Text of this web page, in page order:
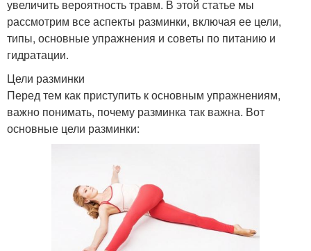
увеличить вероятность травм. В этой статье мы
рассмотрим все аспекты разминки, включая ее цели,
типы, основные упражнения и советы по питанию и
гидратации.
Цели разминки
Перед тем как приступить к основным упражнениям,
важно понимать, почему разминка так важна. Вот
основные цели разминки: